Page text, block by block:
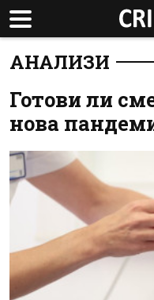
АНАЛИЗИ
Готови ли
нова